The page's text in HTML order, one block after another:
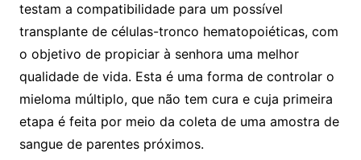
testam a compatibilidade para um possível
transplante de células-tronco hematopoiéticas, com
o objetivo de propiciar à senhora uma melhor
qualidade de vida. Esta é uma forma de controlar o
mieloma múltiplo, que não tem cura e cuja primeira
etapa é feita por meio da coleta de uma amostra de
sangue de parentes próximos.